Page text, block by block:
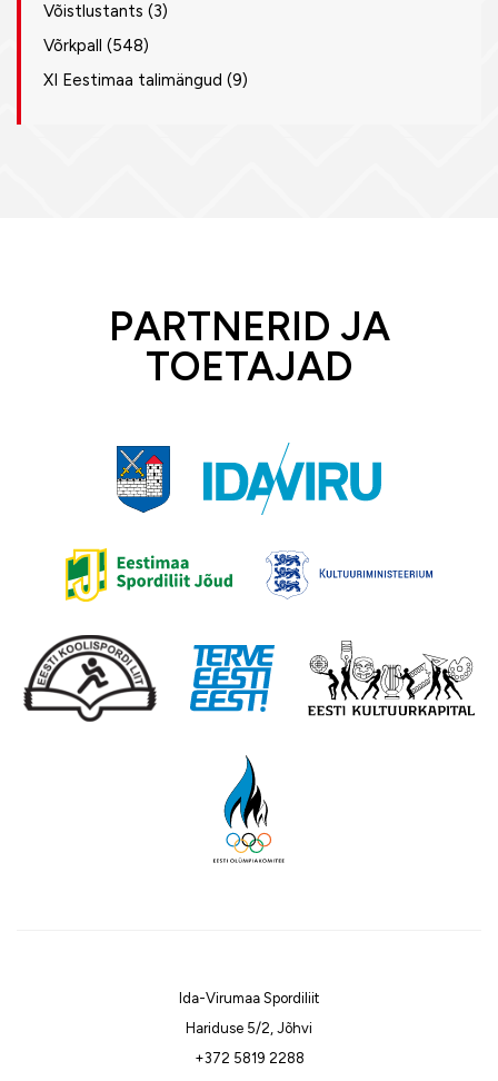
Võistlustants (3)
Võrkpall (548)
XI Eestimaa talimängud (9)
PARTNERID JA
TOETAJAD
Ida-Virumaa Spordiliit
Hariduse 5/2, Jõhvi
+372 5819 2288